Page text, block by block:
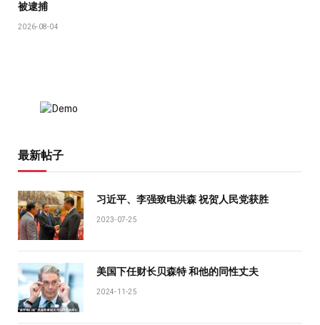
被逮捕
2026-08-04
最新帖子
习近平、李强致电洪森 祝贺人民党获胜
2023-07-25
美国下任财长贝森特 和他的同性丈夫
2024-11-25